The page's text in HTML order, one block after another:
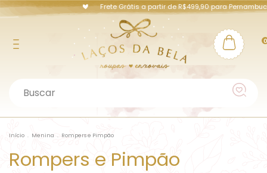
Frete Grátis a partir de R$499,90 para Pernambuco e Capitais
Início . Menina . Rompers e Pimpão
Rompers e Pimpão